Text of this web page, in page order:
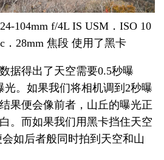
104mm f/4L IS USM．ISO 10
．28mm 焦段 使用了黑卡
据得出了天空需要0.5秒曝
光。如果我们将相机调到2秒曝
果便会像前者，山丘的曝光正
。而如果我们用黑卡挡住天空
如后者般同时拍到天空和山